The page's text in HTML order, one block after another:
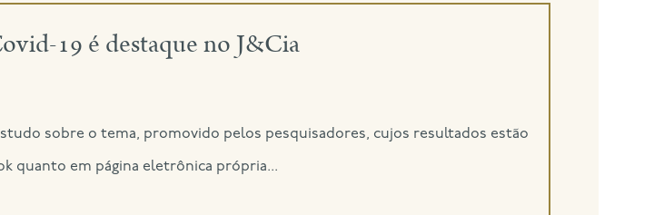
19 é destaque no J&Cia
sobre o tema, promovido pelos pesquisadores, cujos resultados estão
quanto em página eletrônica própria...